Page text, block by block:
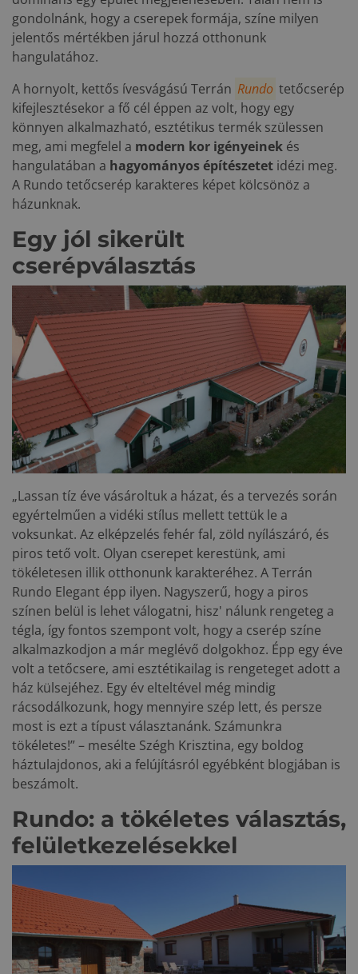
gondolnánk, hogy a cserepek formája, színe milyen
jelentős mértékben járul hozzá otthonunk
hangulatához.
A hornyolt, kettős ívesvágású Terrán Rundo tetőcserép
kifejlesztésekor a fő cél éppen az volt, hogy egy
könnyen alkalmazható, esztétikus termék szülessen
meg, ami megfelel a modern kor igényeinek és
hangulatában a hagyományos építészetet idézi meg.
A Rundo tetőcserép karakteres képet kölcsönöz a
házunknak.
Egy jól sikerült
cserépválasztás
„Lassan tíz éve vásároltuk a házat, és a tervezés során
egyértelműen a vidéki stílus mellett tettük le a
voksunkat. Az elképzelés fehér fal, zöld nyílászáró, és
piros tető volt. Olyan cserepet kerestünk, ami
tökéletesen illik otthonunk karakteréhez. A Terrán
Rundo Elegant épp ilyen. Nagyszerű, hogy a piros
színen belül is lehet válogatni, hisz' nálunk rengeteg a
tégla, így fontos szempont volt, hogy a cserép színe
alkalmazkodjon a már meglévő dolgokhoz. Épp egy éve
volt a tetőcsere, ami esztétikailag is rengeteget adott a
ház külsejéhez. Egy év elteltével még mindig
rácsodálkozunk, hogy mennyire szép lett, és persze
most is ezt a típust választanánk. Számunkra
tökéletes!” – mesélte Szégh Krisztina, egy boldog
háztulajdonos, aki a felújításról egyébként blogjában is
beszámolt.
Rundo: a tökéletes választás,
felületkezelésekkel